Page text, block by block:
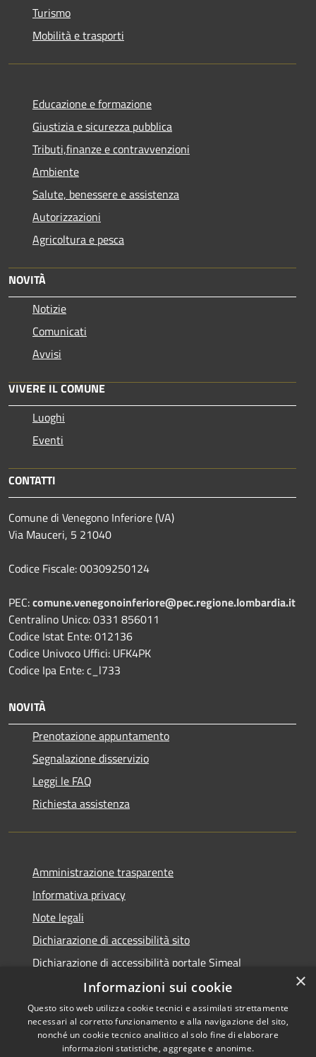
Turismo
Mobilità e trasporti
Educazione e formazione
Giustizia e sicurezza pubblica
Tributi,finanze e contravvenzioni
Ambiente
Salute, benessere e assistenza
Autorizzazioni
Agricoltura e pesca
NOVITÀ
Notizie
Comunicati
Avvisi
VIVERE IL COMUNE
Luoghi
Eventi
CONTATTI
Comune di Venegono Inferiore (VA)
Via Mauceri, 5 21040
Codice Fiscale: 00309250124
PEC:comune.venegonoinferiore@pec.regione.lombardia.it
Centralino Unico: 0331 856011
Codice Istat Ente: 012136
Codice Univoco Uffici: UFK4PK
Codice Ipa Ente: c_l733
NOVITÀ
Prenotazione appuntamento
Segnalazione disservizio
Leggi le FAQ
Richiesta assistenza
Amministrazione trasparente
Informativa privacy
Note legali
Dichiarazione di accessibilità sito
Dichiarazione di accessibilità portale Simeal
Accessibilità
Copyright © 2026 • Comune di
Venegono Inferiore • Powered
×
Informazioni sui cookie
Questo sito web utilizza cookie tecnici e assimilati strettamente
necessari al corretto funzionamento e alla navigazione del sito,
nonché un cookie tecnico analitico al solo fine di elaborare
informazioni statistiche, aggregate e anonime.